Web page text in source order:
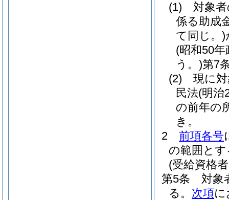
(1)
対象
係る助成
て同じ。)
(昭和50
う。)第7
(2)
現に
民法(明治
の前年の
き。
2
前項各号
の範囲とす
(受給資格
第5条
対象
る。 次項に